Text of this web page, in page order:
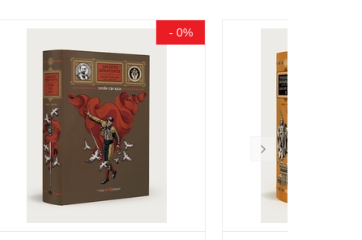
- 0% - 0%